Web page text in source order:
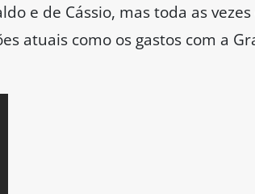
e de Cássio, mas toda as
atuais como os gastos com a